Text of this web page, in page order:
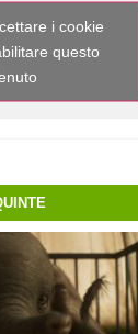
i cookie
questo